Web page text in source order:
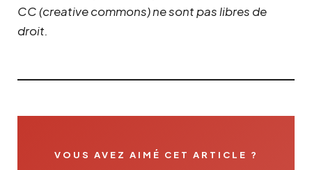
CC (creative commons) ne sont pas libres de
droit.
VOUS AVEZ AIMÉ CET ARTICLE ?